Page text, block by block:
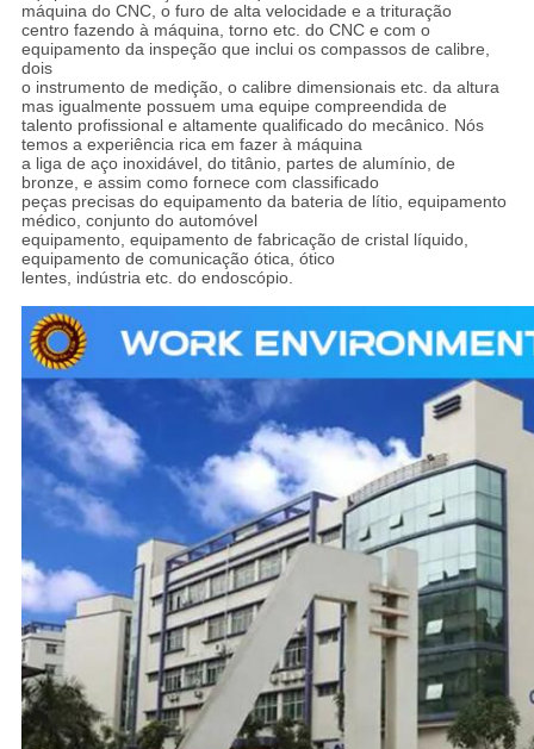
máquina do CNC, o furo de alta velocidade e a trituração
centro fazendo à máquina, torno etc. do CNC e com o
equipamento da inspeção que inclui os compassos de calibre,
dois
o instrumento de medição, o calibre dimensionais etc. da altura
mas igualmente possuem uma equipe compreendida de
talento profissional e altamente qualificado do mecânico. Nós
temos a experiência rica em fazer à máquina
a liga de aço inoxidável, do titânio, partes de alumínio, de
bronze, e assim como fornece com classificado
peças precisas do equipamento da bateria de lítio, equipamento
médico, conjunto do automóvel
equipamento, equipamento de fabricação de cristal líquido,
equipamento de comunicação ótica, ótico
lentes, indústria etc. do endoscópio.